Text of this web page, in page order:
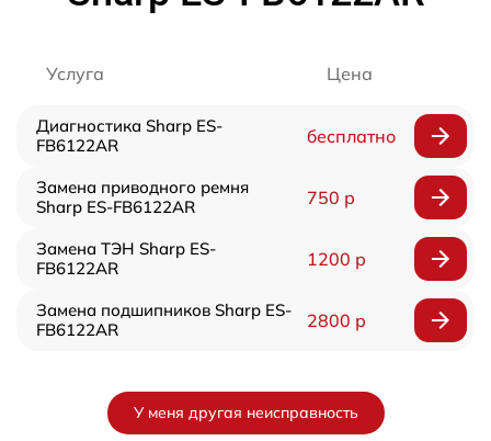
Услуга Цена
Диагностика Sharp ES-
FB6122AR
бесплатно
Замена приводного ремня
Sharp ES-FB6122AR
750 р
Замена ТЭН Sharp ES-
FB6122AR
1200 р
Замена подшипников Sharp ES-
FB6122AR
2800 р
У меня другая неисправность